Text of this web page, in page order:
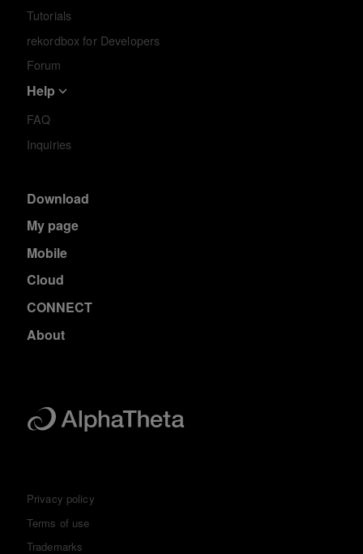
Tutorials
rekordbox for Developers
Forum
Help
FAQ
Inquiries
Download
My page
Mobile
Cloud
CONNECT
About
Privacy policy
Terms of use
Trademarks